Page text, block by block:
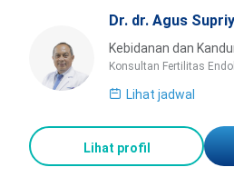
Dr. dr. Agus
Kebidanan dan
Konsultan Fertilitas
Lihat jadwal
Lihat profil